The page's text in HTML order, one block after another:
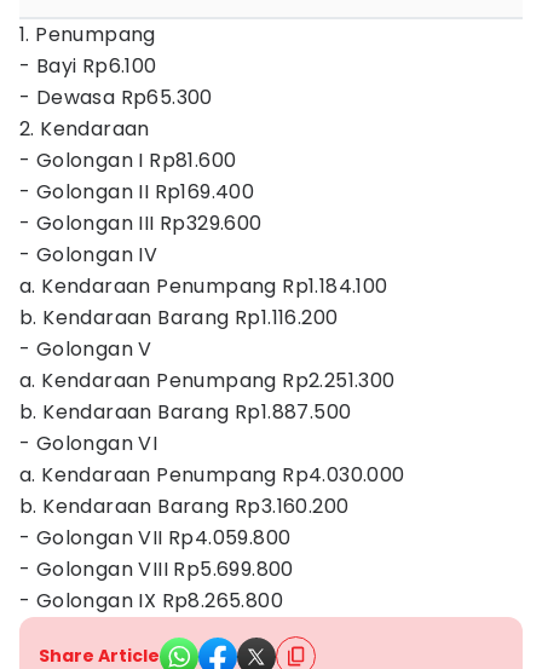
1. Penumpang
- Bayi Rp6.100
- Dewasa Rp65.300
2. Kendaraan
- Golongan I Rp81.600
- Golongan II Rp169.400
- Golongan III Rp329.600
- Golongan IV
a. Kendaraan Penumpang Rp1.184.100
b. Kendaraan Barang Rp1.116.200
- Golongan V
a. Kendaraan Penumpang Rp2.251.300
b. Kendaraan Barang Rp1.887.500
- Golongan VI
a. Kendaraan Penumpang Rp4.030.000
b. Kendaraan Barang Rp3.160.200
- Golongan VII Rp4.059.800
- Golongan VIII Rp5.699.800
- Golongan IX Rp8.265.800
Share Article